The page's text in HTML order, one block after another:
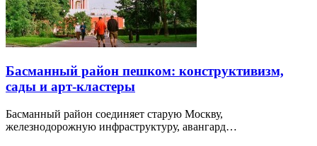
Басманный район пешком: конструктивизм,
сады и арт-кластеры
Басманный район соединяет старую Москву,
железнодорожную инфраструктуру, авангард…